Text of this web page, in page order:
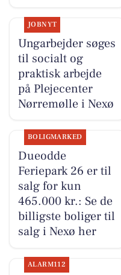
JOBNYT
Ungarbejder søges
til socialt og
praktisk arbejde
på Plejecenter
Nørremølle i Nexø
BOLIGMARKED
Dueodde
Feriepark 26 er til
salg for kun
465.000 kr.: Se de
billigste boliger til
salg i Nexø her
ALARM112